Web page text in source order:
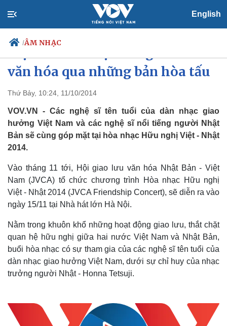
English
/ÂM NHẠC
Chính trị
Đảng
Tổ chức nhân sự
Quốc hội
Nhận diện sự thật
Tin 24h
Dự báo thời tiết
Giáo dục
Dấu ấn VOV
Biển đảo
văn hóa qua những bản hòa tấu
Thứ Bảy, 10:24, 11/10/2014
VOV.VN - Các nghệ sĩ tên tuổi của dàn nhạc giao
hưởng Việt Nam và các nghệ sĩ nổi tiếng người Nhật
Bản sẽ cùng góp mặt tại hòa nhạc Hữu nghị Việt - Nhật
2014.
Vào tháng 11 tới, Hội giao lưu văn hóa Nhật Bản - Việt
Nam (JVCA) tổ chức chương trình Hòa nhạc Hữu nghị
Việt - Nhật 2014 (JVCA Friendship Concert), sẽ diễn ra vào
ngày 15/11 tại Nhà hát lớn Hà Nội.
Nằm trong khuôn khổ những hoạt động giao lưu, thắt chặt
quan hệ hữu nghị giữa hai nước Việt Nam và Nhật Bản,
buổi hòa nhạc có sự tham gia của các nghệ sĩ tên tuổi của
dàn nhạc giao hưởng Việt Nam, dưới sự chỉ huy của nhạc
trưởng người Nhật - Honna Tetsuji.